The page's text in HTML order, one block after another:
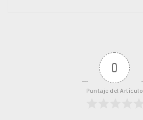
0
Puntaje del Artículo